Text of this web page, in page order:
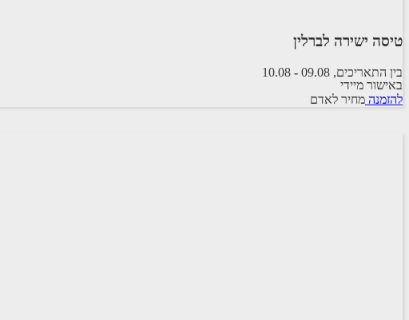
טיסה ישירה לברלין
בין התאריכים, -
10.08
טיסה סדירה
ישראייר
באישור מיידי
להזמנה מחיר לאדם